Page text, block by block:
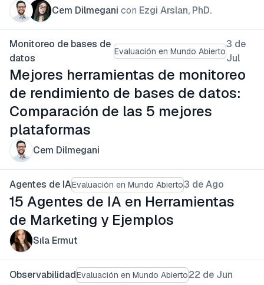
Cem Dilmegani con Ezgi Arslan, PhD.
Monitoreo de bases de
datos
Evaluación en Mundo Abierto
3 de
Jul
Mejores herramientas de monitoreo
de rendimiento de bases de datos:
Comparación de las 5 mejores
plataformas
Cem Dilmegani
Agentes de IAEvaluación en Mundo Abierto3 de Ago
15 Agentes de IA en Herramientas
de Marketing y Ejemplos
Sıla Ermut
ObservabilidadEvaluación en Mundo Abierto22 de Jun